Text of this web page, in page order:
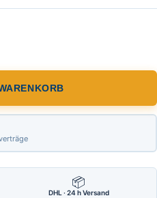
Smart Level
📦
DHL · 24 h Versand